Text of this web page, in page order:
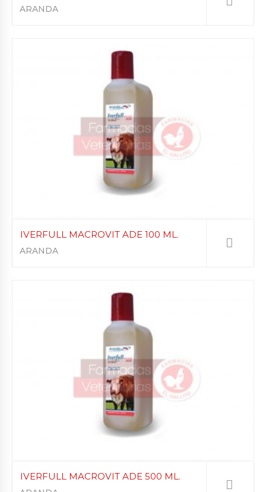
ARANDA
IVERFULL MACROVIT ADE 100 ML.
ARANDA
IVERFULL MACROVIT ADE 500 ML.